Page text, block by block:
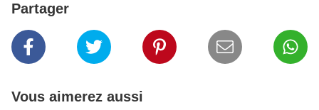
Partager
Vous aimerez aussi